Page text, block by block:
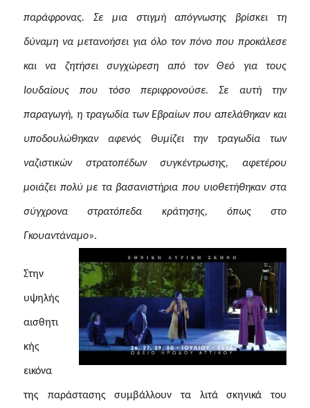
παράφρονας. Σε μια στιγμή απόγνωσης βρίσκει τη
δύναμη να μετανοήσει για όλο τον πόνο που προκάλεσε
και να ζητήσει συγχώρεση από τον Θεό για τους
Ιουδαίους που τόσο περιφρονούσε. Σε αυτή την
παραγωγή, η τραγωδία των Εβραίων που απελάθηκαν και
υποδουλώθηκαν αφενός θυμίζει την τραγωδία των
ναζιστικών στρατοπέδων συγκέντρωσης, αφετέρου
μοιάζει πολύ με τα βασανιστήρια που υιοθετήθηκαν στα
σύγχρονα στρατόπεδα κράτησης, όπως στο
Γκουαντάναμο».
Στην
υψηλής
αισθητι
κής
εικόνα
της παράστασης συμβάλλουν τα λιτά σκηνικά του